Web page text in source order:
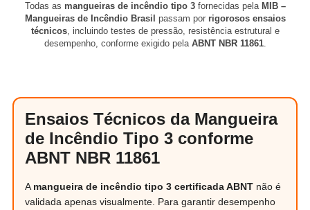
Todas as mangueiras de incêndio tipo 3fornecidas pela MIB –
Mangueiras de Incêndio Brasil
passam por rigorosos ensaios
técnicos, incluindo testes de pressão, resistência estrutural e
desempenho, conforme exigido pela ABNT NBR 11861.
Ensaios Técnicos da Mangueira
de Incêndio Tipo 3 conforme
ABNT NBR 11861
A mangueira de incêndio tipo 3 certificada ABNTnão é
validada apenas visualmente. Para garantir desempenho